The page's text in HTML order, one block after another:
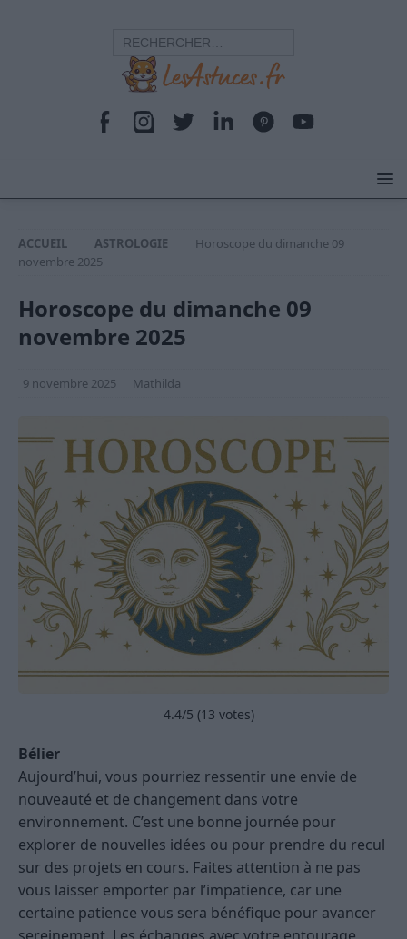
ACCUEIL ASTROLOGIE
Horoscope du dimanche 09
novembre 2025
Horoscope du dimanche 09
novembre 2025
9 novembre 2025 Mathilda
4.4/5 (13 votes)
Bélier
Aujourd’hui, vous pourriez ressentir une envie de
nouveauté et de changement dans votre
environnement. C’est une bonne journée pour
explorer de nouvelles idées ou pour prendre du recul
sur des projets en cours. Faites attention à ne pas
vous laisser emporter par l’impatience, car une
certaine patience vous sera bénéfique pour avancer